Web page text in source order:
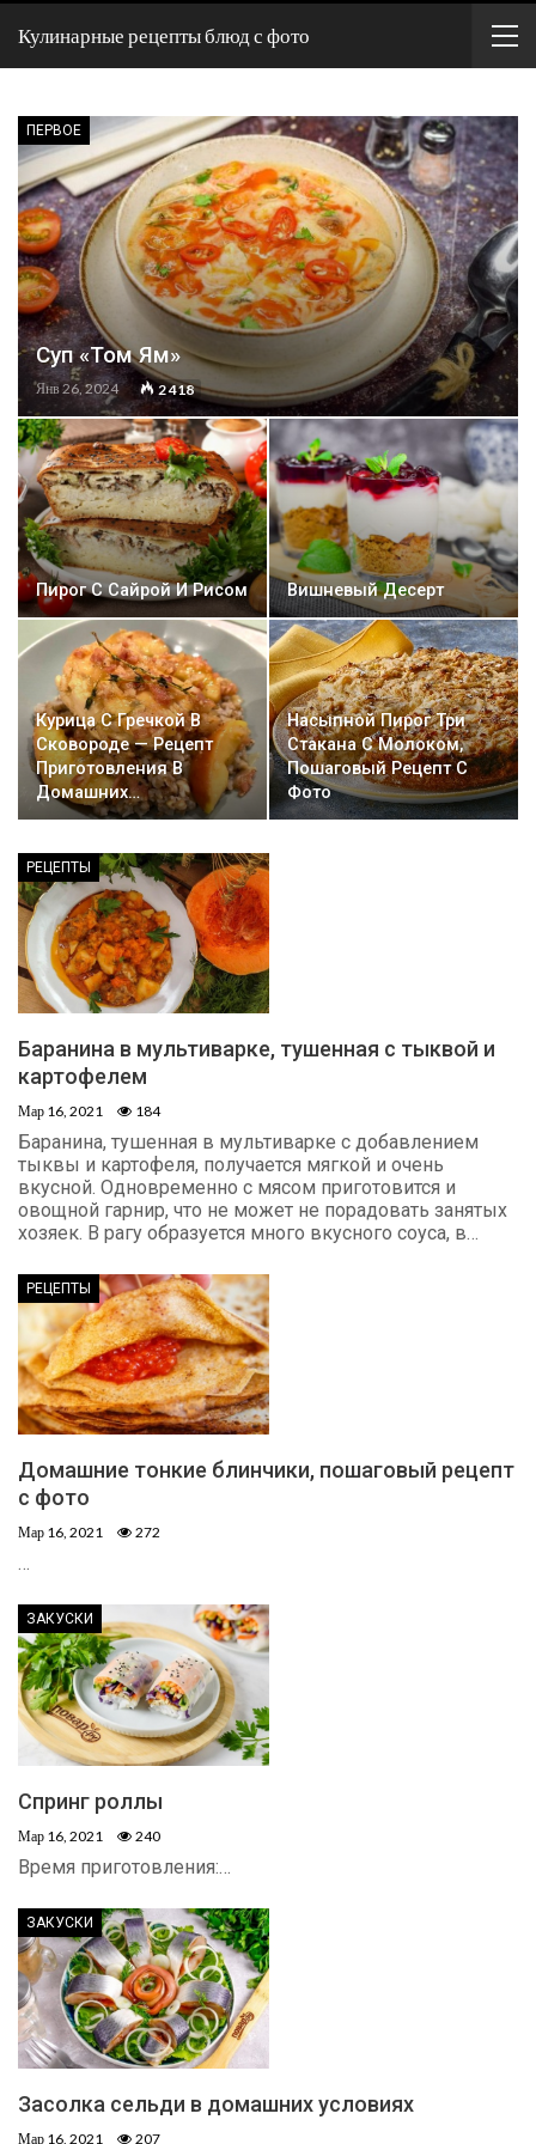
Кулинарные рецепты блюд с фото
ПЕРВОЕ
Суп «Том Ям»
Янв 26, 2024 2 418
Пирог С Сайрой И Рисом Вишневый Десерт
Курица С Гречкой В
Сковороде — Рецепт
Приготовления В
Домашних…
Насыпной Пирог Три
Стакана С Молоком,
Пошаговый Рецепт С
Фото
РЕЦЕПТЫ
Баранина в мультиварке, тушенная с тыквой и
картофелем
Мар 16, 2021 184
Баранина, тушенная в мультиварке с добавлением
тыквы и картофеля, получается мягкой и очень
вкусной. Одновременно с мясом приготовится и
овощной гарнир, что не может не порадовать занятых
хозяек. В рагу образуется много вкусного соуса, в…
РЕЦЕПТЫ
Домашние тонкие блинчики, пошаговый рецепт
с фото
Мар 16, 2021 272
…
ЗАКУСКИ
Спринг роллы
Мар 16, 2021 240
Время приготовления:…
ЗАКУСКИ
Засолка сельди в домашних условиях
Мар 16, 2021 207